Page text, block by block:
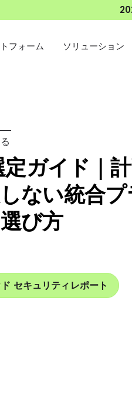
フォーム ソリューション
定ガイド｜
ない統合
び方
セキュリティレポート